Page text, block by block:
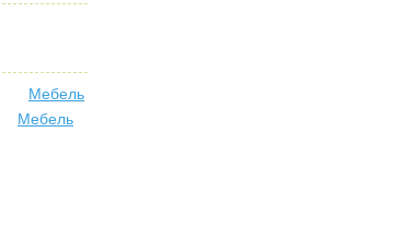
Мебель
Мебель